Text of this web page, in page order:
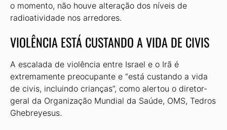
o momento, não houve alteração dos níveis de
radioatividade nos arredores.
VIOLÊNCIA ESTÁ CUSTANDO A VIDA DE CIVIS
A escalada de violência entre Israel e o Irã é
extremamente preocupante e “está custando a vida
de civis, incluindo crianças”, como alertou o diretor-
geral da Organização Mundial da Saúde, OMS, Tedros
Ghebreyesus.